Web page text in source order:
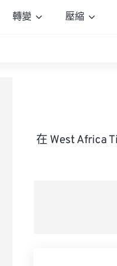
轉變 壓縮
在 West Africa